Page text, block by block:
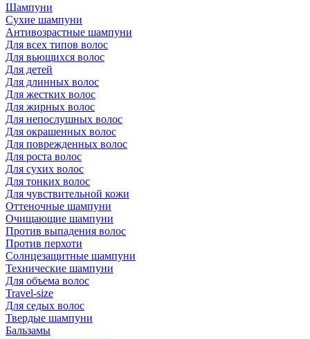
Шампуни
Сухие шампуни
Антивозрастные шампуни
Для всех типов волос
Для вьющихся волос
Для детей
Для длинных волос
Для жестких волос
Для жирных волос
Для непослушных волос
Для окрашенных волос
Для поврежденных волос
Для роста волос
Для сухих волос
Для тонких волос
Для чувствительной кожи
Оттеночные шампуни
Очищающие шампуни
Против выпадения волос
Против перхоти
Солнцезащитные шампуни
Технические шампуни
Для объема волос
Travel-size
Для седых волос
Твердые шампуни
Бальзамы